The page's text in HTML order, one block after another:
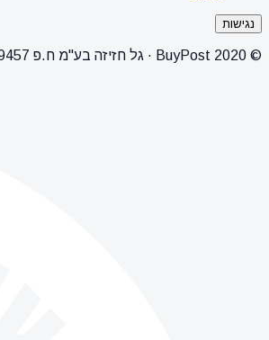
נגישות
© 2020 BuyPost · גל חזיזה בע"מ ח.פ 516149457. כל הזכויות שמורות.